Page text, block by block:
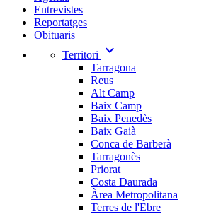
Entrevistes
Reportatges
Obituaris
Territori
expand_more
Tarragona
Reus
Alt Camp
Baix Camp
Baix Penedès
Baix Gaià
Conca de Barberà
Tarragonès
Priorat
Costa Daurada
Àrea Metropolitana
Terres de l'Ebre